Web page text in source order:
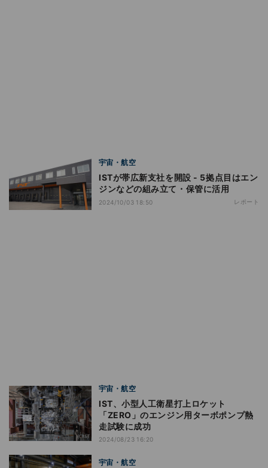
宇宙・航空
ISTが帯広新支社を開設 - 5拠点目はエン
ジンなどの組み立て・保管に活用
2024/10/03 18:50 レポート
宇宙・航空
IST、小型人工衛星打上ロケット
「ZERO」のエンジン用ターボポンプ熱
走試験に成功
2024/08/23 16:20
宇宙・航空